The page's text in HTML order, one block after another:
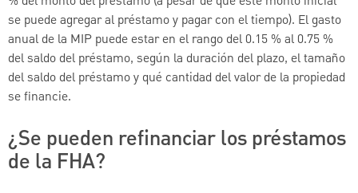
se puede agregar al préstamo y pagar con el tiempo). El gasto
anual de la MIP puede estar en el rango del 0.15 % al 0.75 %
del saldo del préstamo, según la duración del plazo, el tamaño
del saldo del préstamo y qué cantidad del valor de la propiedad
se financie.
¿Se pueden refinanciar los préstamos
de la FHA?